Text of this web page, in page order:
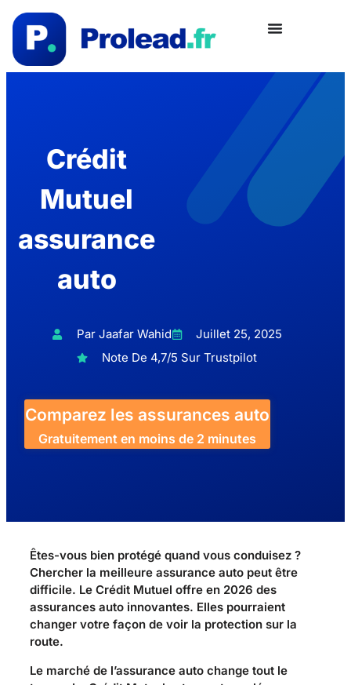
Crédit
Mutuel
assurance
auto
Par Jaafar Wahid
Juillet 25, 2025
Note De 4,7/5 Sur Trustpilot
Comparez les assurances auto
Gratuitement en moins de 2 minutes
Êtes-vous bien protégé quand vous conduisez ?
Chercher la meilleure assurance auto peut être
difficile. Le Crédit Mutuel offre en 2026 des
assurances auto innovantes. Elles pourraient
changer votre façon de voir la protection sur la
route.
Le marché de l’assurance auto change tout le